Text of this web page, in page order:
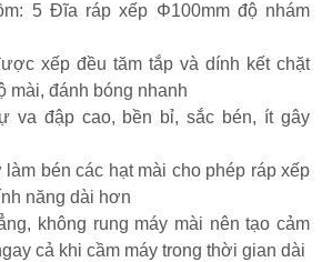
mài, đánh bóng nhanh
năng dài hơn
cả khi cầm máy trong thời gian dài